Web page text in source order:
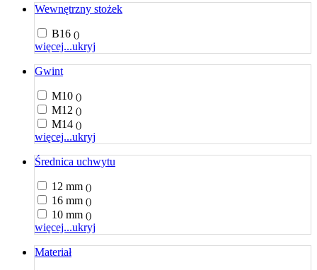
Wewnętrzny stożek
B16 ()
więcej...ukryj
Gwint
M10 ()
M12 ()
M14 ()
więcej...ukryj
Średnica uchwytu
12 mm ()
16 mm ()
10 mm ()
więcej...ukryj
Materiał